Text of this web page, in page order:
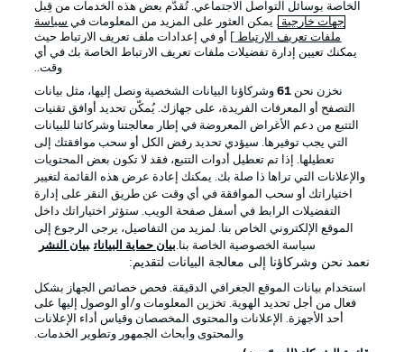
Football as it's meant to be
تطبيق الدوري الألماني
Official Partners
الخاصة بوسائل التواصل الاجتماعي. تُقدَّم بعض هذه الخدمات من قِبل
جهات خارجية . يمكن العثور على المزيد من المعلومات في سياسة
ملفات تعريف الارتباط
] أو في إعدادات ملف تعريف الارتباط حيث
يمكنك تعيين إدارة تفضيلات ملفات تعريف الارتباط الخاصة بك في أي
وقت..
نخزن نحن 61وشركاؤنا البيانات الشخصية ونصل إليها، مثل بيانات
التصفح أو المعرفات الفريدة، على جهازك. يُمكّن تحديد أوافق تقنيات
التتبع من دعم الأغراض المعروضة في إطار معالجتنا وشركائنا للبيانات
التي يجب توفيرها. سيؤدي تحديد رفض الكل أو سحب موافقتك إلى
تعطيلها. إذا تم تعطيل أدوات التتبع، فقد لا تكون بعض المحتويات
والإعلانات التي تراها ذا صلة بك. يمكنك إعادة عرض هذه القائمة لتغيير
اختياراتك أو سحب الموافقة في أي وقت عن طريق النقر على إدارة
التفضيلات الرابط في أسفل صفحة الويب. ستؤثر اختياراتك داخل
الموقع الإلكتروني الخاص بنا. لمزيد من التفاصيل، يرجى الرجوع إلى
سياسة الخصوصية الخاصة بنا.بيان حماية البيانات بيان النشر
نعمد نحن وشركاؤنا إلى معالجة البيانات لتقديم:
استخدام بيانات الموقع الجغرافي الدقيقة. فحص خصائص الجهاز بشكل
فعال من أجل تحديد الهوية. تخزين المعلومات و/أو الوصول إليها على
أحد الأجهزة. الإعلانات والمحتوى المخصصان وقياس أداء الإعلانات
والمحتوى وأبحاث الجمهور وتطوير الخدمات.